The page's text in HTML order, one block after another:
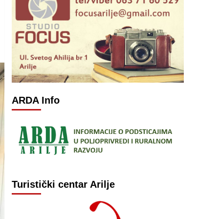
ARDA Info
Turistički centar Arilje